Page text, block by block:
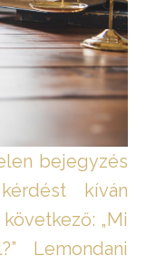
bejegyzés
kíván
„Mi
Lemondani